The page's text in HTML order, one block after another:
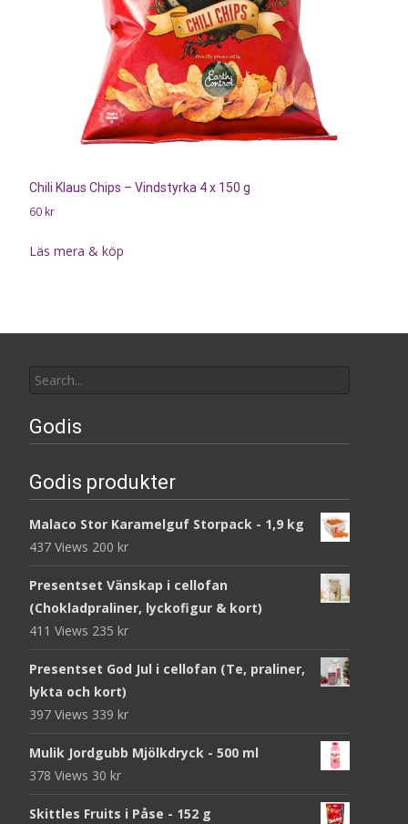
Chili Klaus Chips – Vindstyrka 4 x 150 g
60 kr
Läs mera & köp
for:
Godis
Godis produkter
Malaco Stor Karamelguf Storpack - 1,9 kg
437 Views 200 kr
Presentset Vänskap i cellofan
(Chokladpraliner, lyckofigur & kort)
411 Views 235 kr
Presentset God Jul i cellofan (Te, praliner,
lykta och kort)
397 Views 339 kr
Mulik Jordgubb Mjölkdryck - 500 ml
378 Views 30 kr
Skittles Fruits i Påse - 152 g